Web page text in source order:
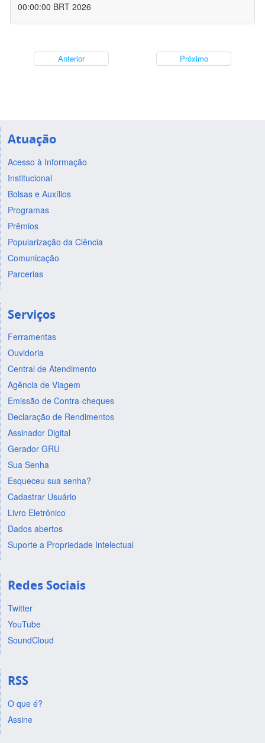
00:00:00 BRT 2026
Anterior Próximo
Atuação
Acesso à Informação
Institucional
Bolsas e Auxílios
Programas
Prêmios
Popularização da Ciência
Comunicação
Parcerias
Serviços
Ferramentas
Ouvidoria
Central de Atendimento
Agência de Viagem
Emissão de Contra-cheques
Declaração de Rendimentos
Assinador Digital
Gerador GRU
Sua Senha
Esqueceu sua senha?
Cadastrar Usuário
Livro Eletrônico
Dados abertos
Suporte a Propriedade Intelectual
Redes Sociais
Twitter
YouTube
SoundCloud
RSS
O que é?
Assine